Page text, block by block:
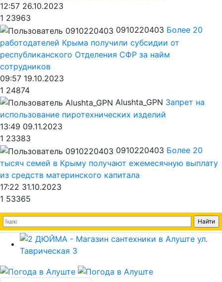
12:57 26.10.2023
1 23963
0910220403 Более 20
работодателей Крыма получили субсидии от
республиканского Отделения СФР за найм
сотрудников
09:57 19.10.2023
1 24874
Alushta_GPN Запрет на
использование пиротехнических изделий
13:49 09.11.2023
1 23383
0910220403 Более 20
тысяч семей в Крыму получают ежемесячную выплату
из средств материнского капитала
17:22 31.10.2023
1 53365